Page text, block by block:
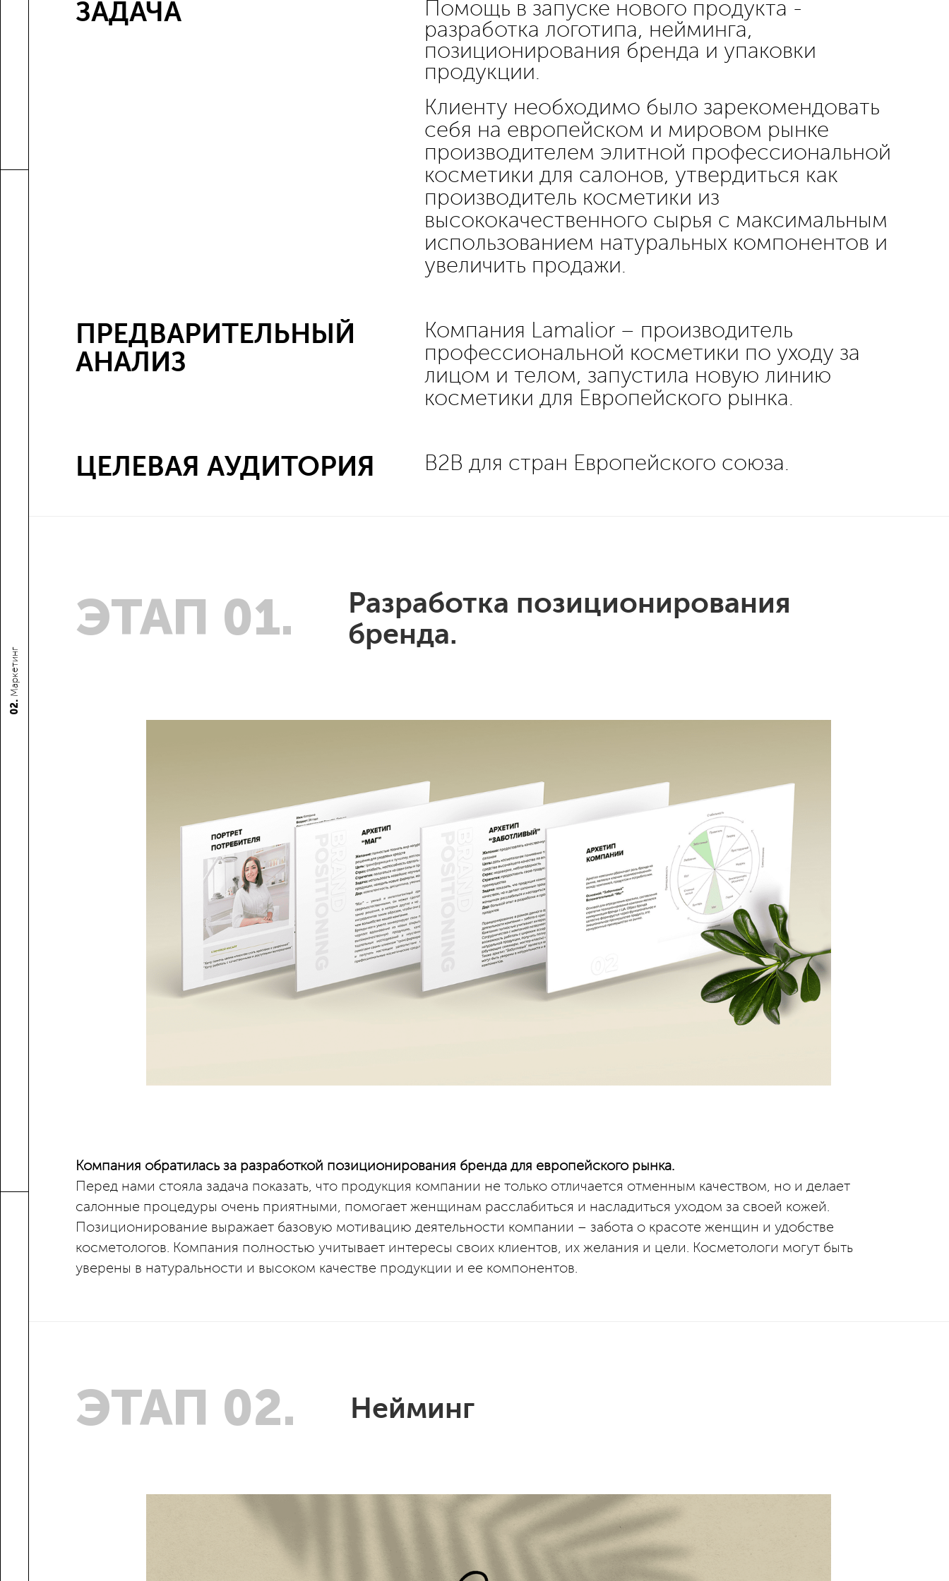
02.
Маркетинг
ЗАДАЧА
Помощь в запуске нового продукта -
разработка логотипа, нейминга,
позиционирования бренда и упаковки
продукции.
Клиенту необходимо было зарекомендовать
себя на европейском и мировом рынке
производителем элитной профессиональной
косметики для салонов, утвердиться как
производитель косметики из
высококачественного сырья с максимальным
использованием натуральных компонентов и
увеличить продажи.
ПРЕДВАРИТЕЛЬНЫЙ
АНАЛИЗ
Компания Lamalior – производитель
профессиональной косметики по уходу за
лицом и телом, запустила новую линию
косметики для Европейского рынка.
ЦЕЛЕВАЯ АУДИТОРИЯ B2B для стран Европейского союза.
ЭТАП 01.
Разработка позиционирования
бренда.
Компания обратилась за разработкой позиционирования бренда для европейского рынка.
Перед нами стояла задача показать, что продукция компании не только отличается отменным качеством, но и делает
салонные процедуры очень приятными, помогает женщинам расслабиться и насладиться уходом за своей кожей.
Позиционирование выражает базовую мотивацию деятельности компании – забота о красоте женщин и удобстве
косметологов. Компания полностью учитывает интересы своих клиентов, их желания и цели. Косметологи могут быть
уверены в натуральности и высоком качестве продукции и ее компонентов.
ЭТАП 02. Нейминг